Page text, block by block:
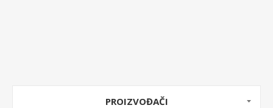
PROIZVOĐAČI